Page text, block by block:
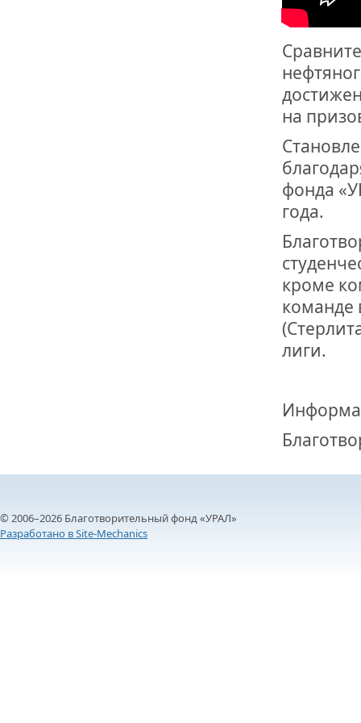
РОССИИ
на
фонда
года.
кроме
команде
лиги.
© 2006–2026 Благотворительный фонд «УРАЛ»
Разработано в Site-Mechanics